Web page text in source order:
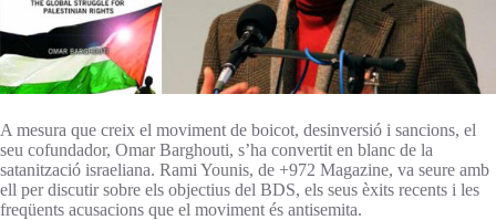
A mesura que creix el moviment de boicot, desinversió i sancions, el
seu cofundador, Omar Barghouti, s’ha convertit en blanc de la
satanització israeliana. Rami Younis, de +972 Magazine, va seure amb
ell per discutir sobre els objectius del BDS, els seus èxits recents i les
freqüents acusacions que el moviment és antisemita.